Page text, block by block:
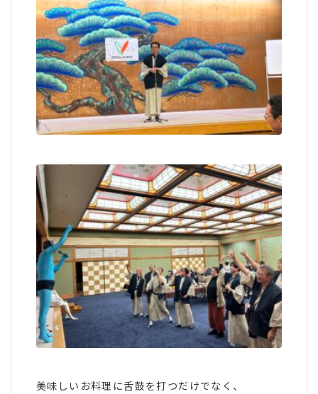
美味しいお料理に舌鼓を打つだけでなく、